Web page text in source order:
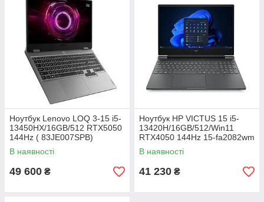
Ноутбук Lenovo LOQ 3-15 i5-
13450HX/16GB/512 RTX5050
144Hz ( 83JE007SPB)
В наявності
49 600 ₴
Ноутбук HP VICTUS 15 i5-
13420H/16GB/512/Win11
RTX4050 144Hz 15-fa2082wm
(B5EQ3UA)
В наявності
41 230 ₴